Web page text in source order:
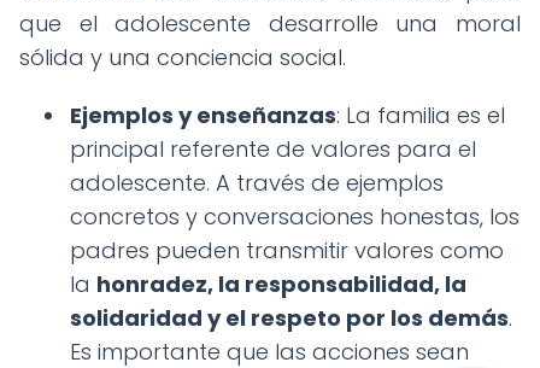
que el adolescente desarrolle una moral
sólida y una conciencia social.
Ejemplos y enseñanzas: La familia es el
principal referente de valores para el
adolescente. A través de ejemplos
concretos y conversaciones honestas, los
padres pueden transmitir valores como
la honradez, la responsabilidad, la
solidaridad y el respeto por los demás.
Es importante que las acciones sean